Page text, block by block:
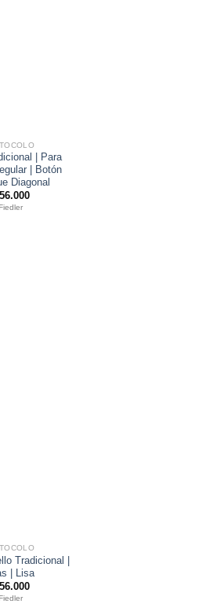
| Para
| Botón
Diagonal
El
Tradicional |
| Lisa
El